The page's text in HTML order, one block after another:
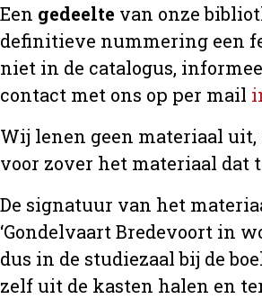
Een gedeelte van onze
definitieve nummering een
niet in de catalogus,
contact met ons op per mail
Wij lenen geen materiaal
voor zover het materiaal dat
De signatuur van het
‘Gondelvaart Bredevoort in
dus in de studiezaal bij de
zelf uit de kasten halen en